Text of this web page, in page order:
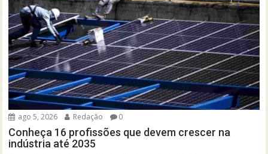
ago 5, 2026 Redação 0
Conheça 16 profissões que devem crescer na
indústria até 2035